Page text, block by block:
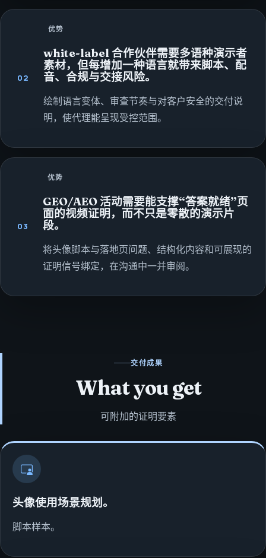
02
优势
white-label 合作伙伴需要多语种演示者
素材，但每增加一种语言就带来脚本、配
音、合规与交接风险。
绘制语言变体、审查节奏与对客户安全的交付说
明，使代理能呈现受控范围。
03
优势
GEO/AEO 活动需要能支撑“答案就绪”页
面的视频证明，而不只是零散的演示片
段。
将头像脚本与落地页问题、结构化内容和可展现的
证明信号绑定，在沟通中一并审阅。
交付成果
What you get
可附加的证明要素
头像使用场景规划。
脚本样本。